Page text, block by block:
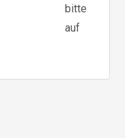
bitte
auf